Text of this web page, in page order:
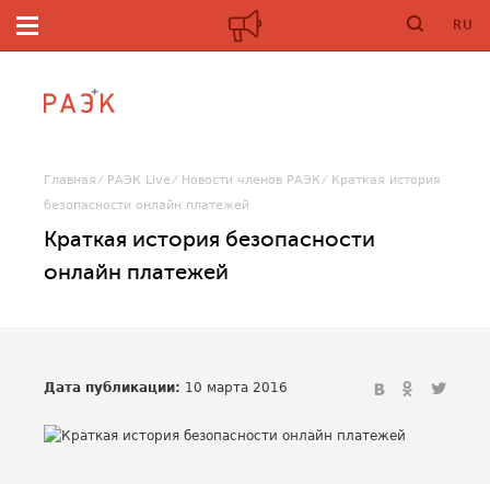
RU
Главная РАЭК Live Новости членов РАЭК
Краткая история
безопасности онлайн платежей
Краткая история безопасности
онлайн платежей
Дата публикации: 10 марта 2016